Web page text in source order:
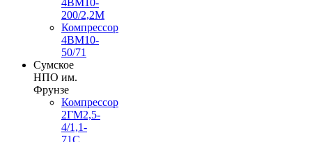
200/2,2М
Компрессор
4ВМ10-
50/71
Сумское
НПО им.
Фрунзе
Компрессор
2ГМ2,5-
4/1,1-
71С